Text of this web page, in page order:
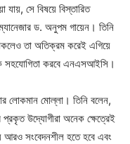
যায়, সে বিষয়ে বিস্তারিত
ড. অনুপম গায়েন। তিনি
তা অতিক্রম করেই এগিয়ে
সহযোগিতা করবে এনএসআইসি।
লোকমান মোল্লা। তিনি বলেন,
প্রকৃত উদ্যোগীরা অনেক ক্ষেত্রেই
আরও সংবেদনশীল হতে হবে এবং